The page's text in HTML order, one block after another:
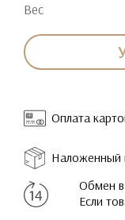
Вес
Оплата
Наложенный
Обмен в
Если